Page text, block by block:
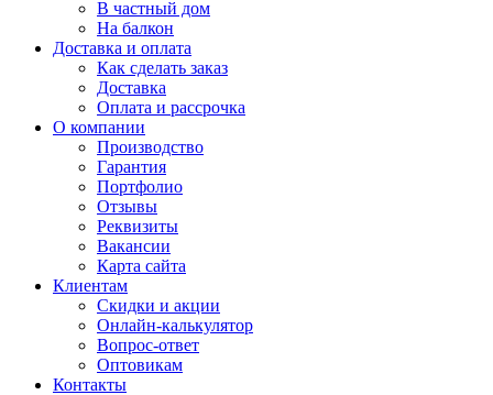
В частный дом
На балкон
Доставка и оплата
Как сделать заказ
Доставка
Оплата и рассрочка
О компании
Производство
Гарантия
Портфолио
Отзывы
Реквизиты
Вакансии
Карта сайта
Клиентам
Скидки и акции
Онлайн-калькулятор
Вопрос-ответ
Оптовикам
Контакты